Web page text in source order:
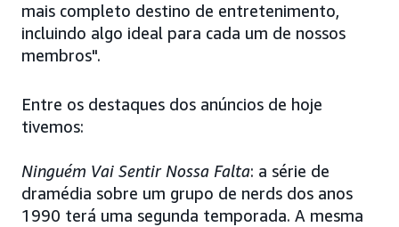
mais completo destino de entretenimento,
incluindo algo ideal para cada um de nossos
membros".
Entre os destaques dos anúncios de hoje
tivemos:
Ninguém Vai Sentir Nossa Falta: a série de
dramédia sobre um grupo de nerds dos anos
1990 terá uma segunda temporada. A mesma